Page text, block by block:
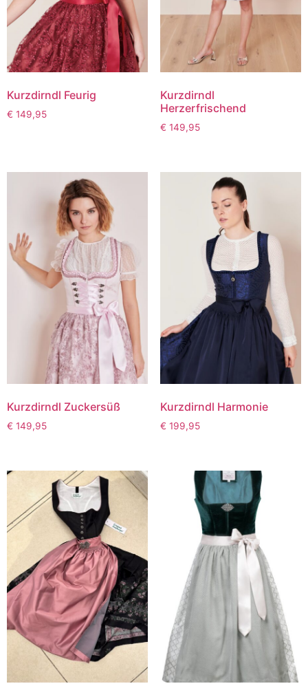
Kurzdirndl Feurig
€ 149,95
Kurzdirndl
Herzerfrischend
€ 149,95
Kurzdirndl Zuckersüß
€ 149,95
Kurzdirndl Harmonie
€ 199,95